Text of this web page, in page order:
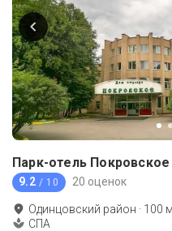
Парк-отель Покровское
9.2 / 10 20 оценок
Одинцовский район · 100
СПА